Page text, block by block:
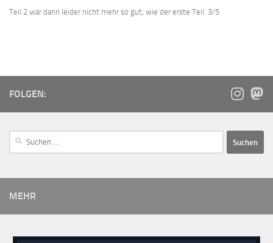
Teil 2 war dann leider nicht mehr so gut, wie der erste Teil. 3/5
FOLGEN:
MEHR